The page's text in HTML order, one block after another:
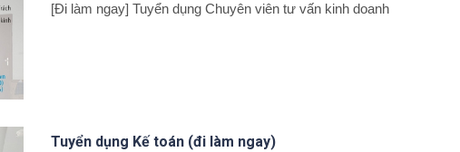
[Đi làm ngay] Tuyển dụng Chuyên viên tư vấn kinh doanh
Tuyển dụng Kế toán (đi làm ngay)